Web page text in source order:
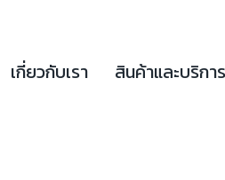
เกี่ยวกับเรา สินค้าและบริการ